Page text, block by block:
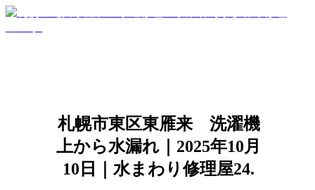
札幌市東区東雁来 洗濯機
上から水漏れ｜2025年10月
10日｜水まわり修理屋24.